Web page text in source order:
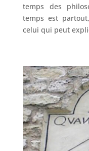
temps des
temps est
celui qui peut